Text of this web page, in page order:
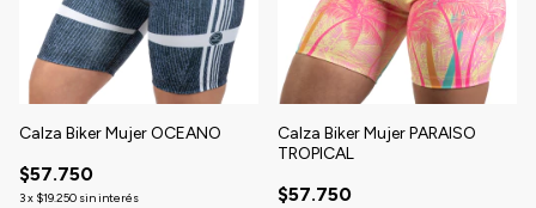
Calza Biker Mujer OCEANO
$57.750
3x $19.250 sin interés
Calza Biker Mujer PARAISO
TROPICAL
$57.750